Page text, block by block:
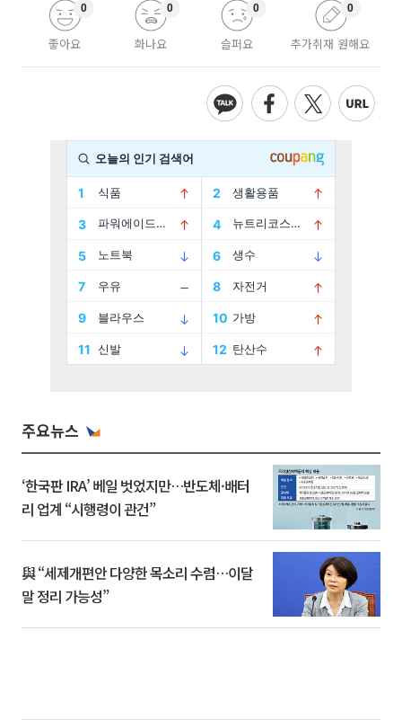
좋아요
0
화나요
0
슬퍼요
0
추가취재 원해요
0
주요뉴스
‘한국판 IRA’ 베일 벗었지만…반도체·배터
리 업계 “시행령이 관건”
與 “세제개편안 다양한 목소리 수렴…이달
말 정리 가능성”